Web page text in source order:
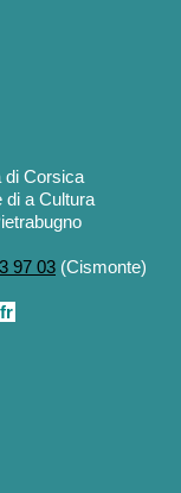
di Corsica
di a Cultura
97 03 (Cismonte)